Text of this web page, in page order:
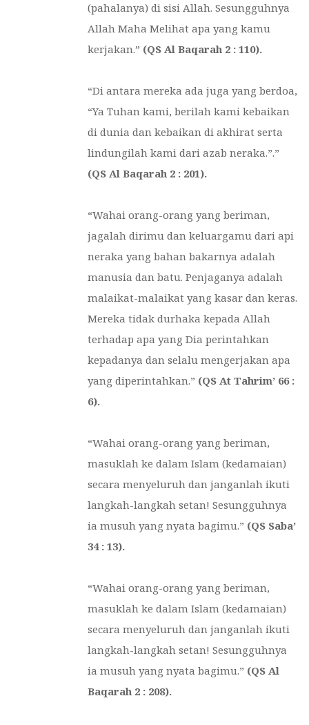
(pahalanya) di sisi Allah. Sesungguhnya
Allah Maha Melihat apa yang kamu
kerjakan.” (QS Al Baqarah 2 : 110).
“Di antara mereka ada juga yang berdoa,
“Ya Tuhan kami, berilah kami kebaikan
di dunia dan kebaikan di akhirat serta
lindungilah kami dari azab neraka.”.”
(QS Al Baqarah 2 : 201).
“Wahai orang-orang yang beriman,
jagalah dirimu dan keluargamu dari api
neraka yang bahan bakarnya adalah
manusia dan batu. Penjaganya adalah
malaikat-malaikat yang kasar dan keras.
Mereka tidak durhaka kepada Allah
terhadap apa yang Dia perintahkan
kepadanya dan selalu mengerjakan apa
yang diperintahkan.” (QS At Tahrim’ 66 :
6).
“Wahai orang-orang yang beriman,
masuklah ke dalam Islam (kedamaian)
secara menyeluruh dan janganlah ikuti
langkah-langkah setan! Sesungguhnya
ia musuh yang nyata bagimu.” (QS Saba’
34 : 13).
“Wahai orang-orang yang beriman,
masuklah ke dalam Islam (kedamaian)
secara menyeluruh dan janganlah ikuti
langkah-langkah setan! Sesungguhnya
ia musuh yang nyata bagimu.” (QS Al
Baqarah 2 : 208).